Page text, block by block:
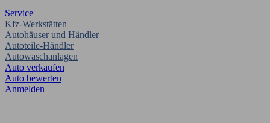
Service
Kfz-Werkstätten
Autohäuser und Händler
Autoteile-Händler
Autowaschanlagen
Auto verkaufen
Auto bewerten
Anmelden